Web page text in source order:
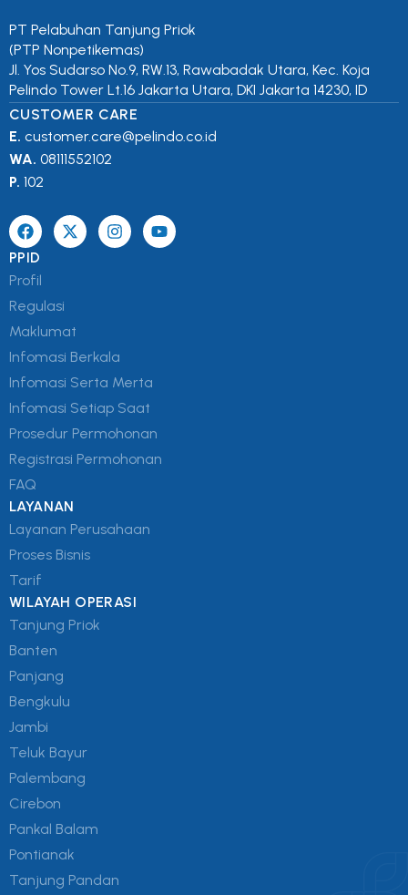
PT Pelabuhan Tanjung Priok
(PTP Nonpetikemas)
Jl. Yos Sudarso No.9, RW.13, Rawabadak Utara, Kec. Koja
Pelindo Tower Lt.16 Jakarta Utara, DKI Jakarta 14230, ID
CUSTOMER CARE
E. customer.care@pelindo.co.id
WA. 08111552102
P. 102
PPID
Profil
Regulasi
Maklumat
Infomasi Berkala
Infomasi Serta Merta
Infomasi Setiap Saat
Prosedur Permohonan
Registrasi Permohonan
FAQ
LAYANAN
Layanan Perusahaan
Proses Bisnis
Tarif
WILAYAH OPERASI
Tanjung Priok
Banten
Panjang
Bengkulu
Jambi
Teluk Bayur
Palembang
Cirebon
Pankal Balam
Pontianak
Tanjung Pandan